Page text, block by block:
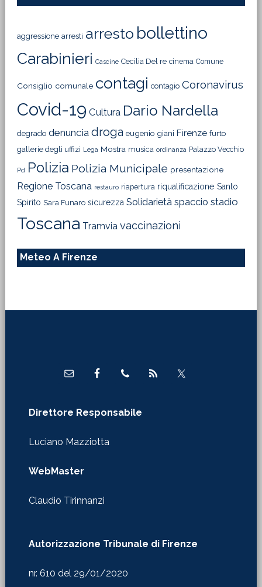
aggressione arresti arresto bollettino
Carabinieri Cascine Cecilia Del re cinema Comune
Consiglio comunale contagi contagio Coronavirus
Covid-19 Cultura Dario Nardella
degrado denuncia droga eugenio giani Firenze furto
gallerie degli uffizi Lega Mostra musica ordinanza Palazzo Vecchio
Pd Polizia Polizia Municipale presentazione
Regione Toscana restauro riapertura riqualificazione Santo
Spirito Sara Funaro sicurezza Solidarietà spaccio stadio
Toscana Tramvia vaccinazioni
Meteo A Firenze
Direttore Responsabile
Luciano Mazziotta
WebMaster
Claudio Tirinnanzi
Autorizzazione Tribunale di Firenze
nr. 610 del 29/01/2020